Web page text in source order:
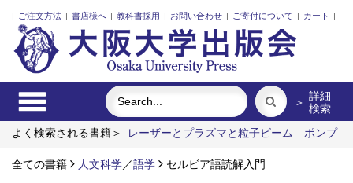
| ご注文方法 | 書店様へ | 教科書採用 | お問い合わせ | ご寄付について | カート |
＞ 詳細
検索
よく検索される書籍＞
レーザーとプラズマと粒子ビーム
ポンプ
池要素材料・水素貯蔵材料の知的設計
Emergent Bilinguals and
全ての書籍 人文科学／語学 セルビア語読解入門